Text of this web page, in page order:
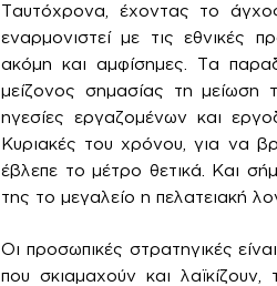
Ταυτόχρονα, έχοντας το
εναρμονιστεί με τις εθνικές
ακόμη και αμφίσημες. Τα
μείζονος σημασίας τη μείωση
ηγεσίες εργαζομένων και
Κυριακές του χρόνου, για να
έβλεπε το μέτρο θετικά. Και
της το μεγαλείο η πελατειακή
Οι προσωπικές στρατηγικές
που σκιαμαχούν και λαϊκίζουν,